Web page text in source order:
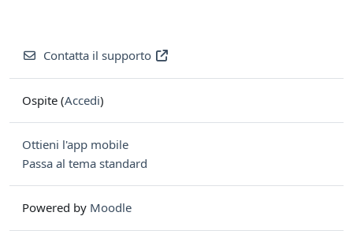
Contatta il supporto
Ospite (Accedi)
Ottieni l'app mobile
Passa al tema standard
Powered by Moodle